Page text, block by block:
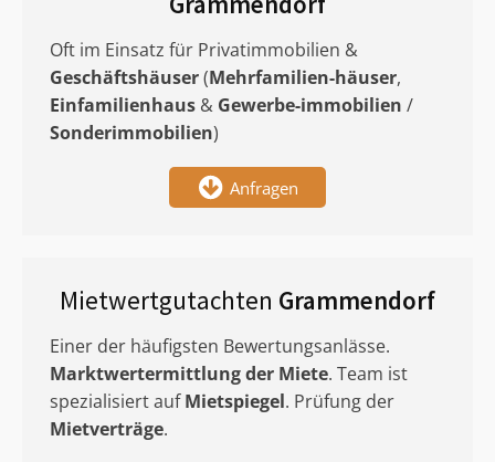
Oft im Einsatz für Privatimmobilien &
Geschäftshäuser(Mehrfamilien-häuser,
Einfamilienhaus & Gewerbe-immobilien /
Sonderimmobilien)
Anfragen
Mietwertgutachten Grammendorf
Einer der häufigsten Bewertungsanlässe.
Marktwertermittlungder Miete. Team ist
spezialisiert aufMietspiegel. Prüfung der
Mietverträge.